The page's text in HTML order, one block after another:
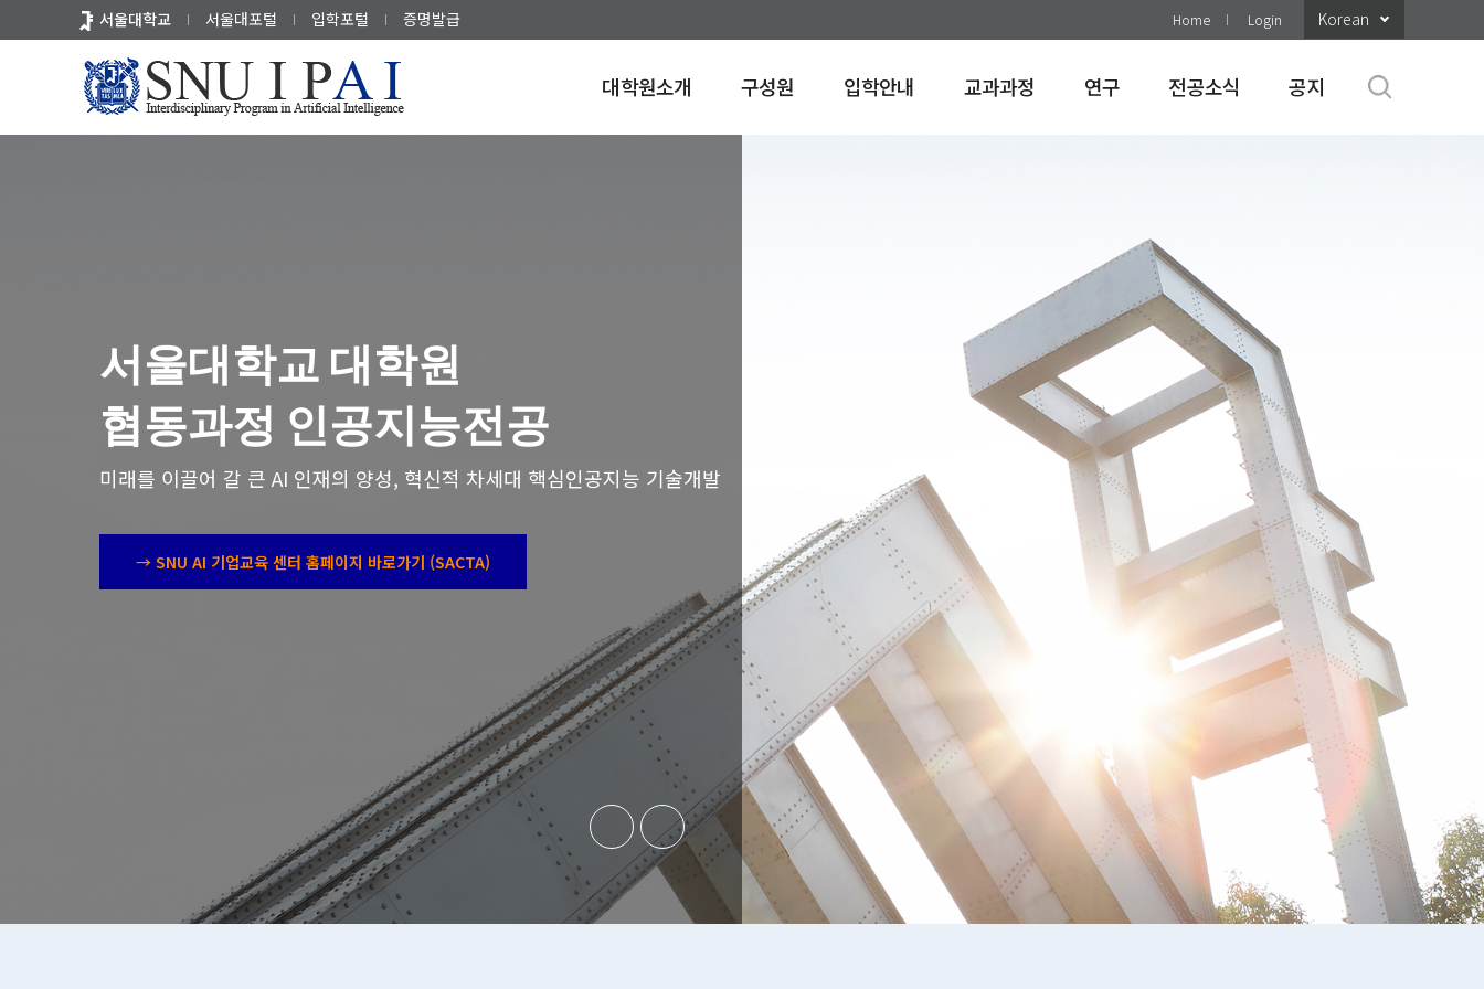
로
서울대학교 서울대포털 입학포털 증명발급 Home Login Korean
대학원소개 구성원 입학안내 교과과정 연구 전공소식 공지
서울대학교 대학원
협동과정 인공지능전공
미래를 이끌어 갈 큰 AI 인재의 양성, 혁신적 차세대 핵심인공지능 기술개발
→ SNU AI 기업교육 센터 홈페이지 바로가기 (SACTA)